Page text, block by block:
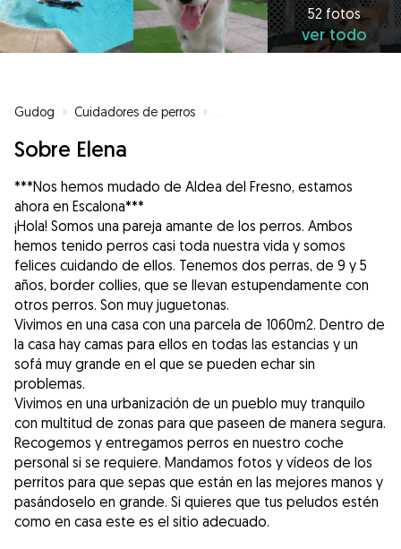
52 fotos
ver todo
Gudog » Cuidadores de perros »
Sobre Elena
***Nos hemos mudado de Aldea del Fresno, estamos
ahora en Escalona***
¡Hola! Somos una pareja amante de los perros. Ambos
hemos tenido perros casi toda nuestra vida y somos
felices cuidando de ellos. Tenemos dos perras, de 9 y 5
años, border collies, que se llevan estupendamente con
otros perros. Son muy juguetonas.
Vivimos en una casa con una parcela de 1060m2. Dentro de
la casa hay camas para ellos en todas las estancias y un
sofá muy grande en el que se pueden echar sin
problemas.
Vivimos en una urbanización de un pueblo muy tranquilo
con multitud de zonas para que paseen de manera segura.
Recogemos y entregamos perros en nuestro coche
personal si se requiere. Mandamos fotos y vídeos de los
perritos para que sepas que están en las mejores manos y
pasándoselo en grande. Si quieres que tus peludos estén
como en casa este es el sitio adecuado.